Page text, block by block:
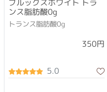
ブルックスホワイト トラ
ンス脂肪酸0g
トランス脂肪酸0g
350円
5.0